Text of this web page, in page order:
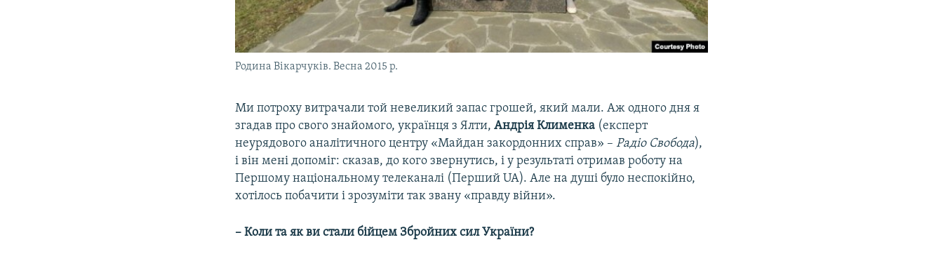
Родина Вікарчуків. Весна 2015 р.
Ми потроху витрачали той невеликий запас грошей, який мали. Аж одного дня я
згадав про свого знайомого, українця з Ялти,Андрія Клименка (експерт
неурядового аналітичного центру «Майдан закордонних справ» –Радіо Свобода),
і він мені допоміг: сказав, до кого звернутись, і у результаті отримав роботу на
Першому національному телеканалі (Перший UA). Але на душі було неспокійно,
хотілось побачити і зрозуміти так звану «правду війни».
– Коли та як ви стали бійцем Збройних сил України?